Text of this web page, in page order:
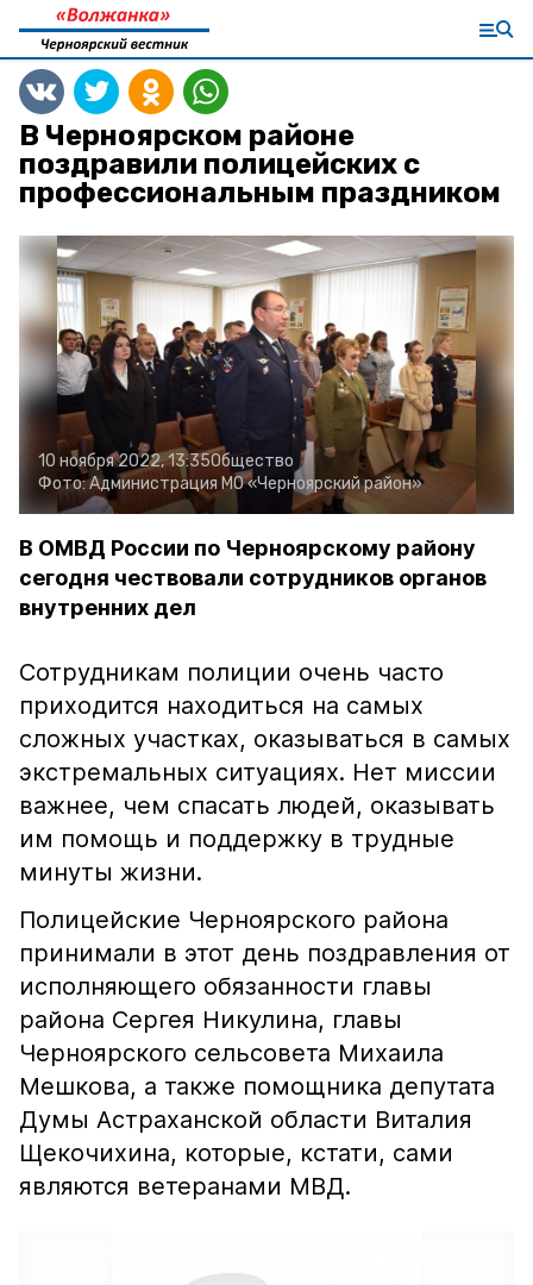
В Черноярском районе
поздравили полицейских с
профессиональным праздником
10 ноября 2022, 13:35Общество
Фото:Администрация МО «Черноярский район»
В ОМВД России по Черноярскому району
сегодня чествовали сотрудников органов
внутренних дел
Сотрудникам полиции очень часто
приходится находиться на самых
сложных участках, оказываться в самых
экстремальных ситуациях. Нет миссии
важнее, чем спасать людей, оказывать
им помощь и поддержку в трудные
минуты жизни.
Полицейские Черноярского района
принимали в этот день поздравления от
исполняющего обязанности главы
района Сергея Никулина, главы
Черноярского сельсовета Михаила
Мешкова, а также помощника депутата
Думы Астраханской области Виталия
Щекочихина, которые, кстати, сами
являются ветеранами МВД.